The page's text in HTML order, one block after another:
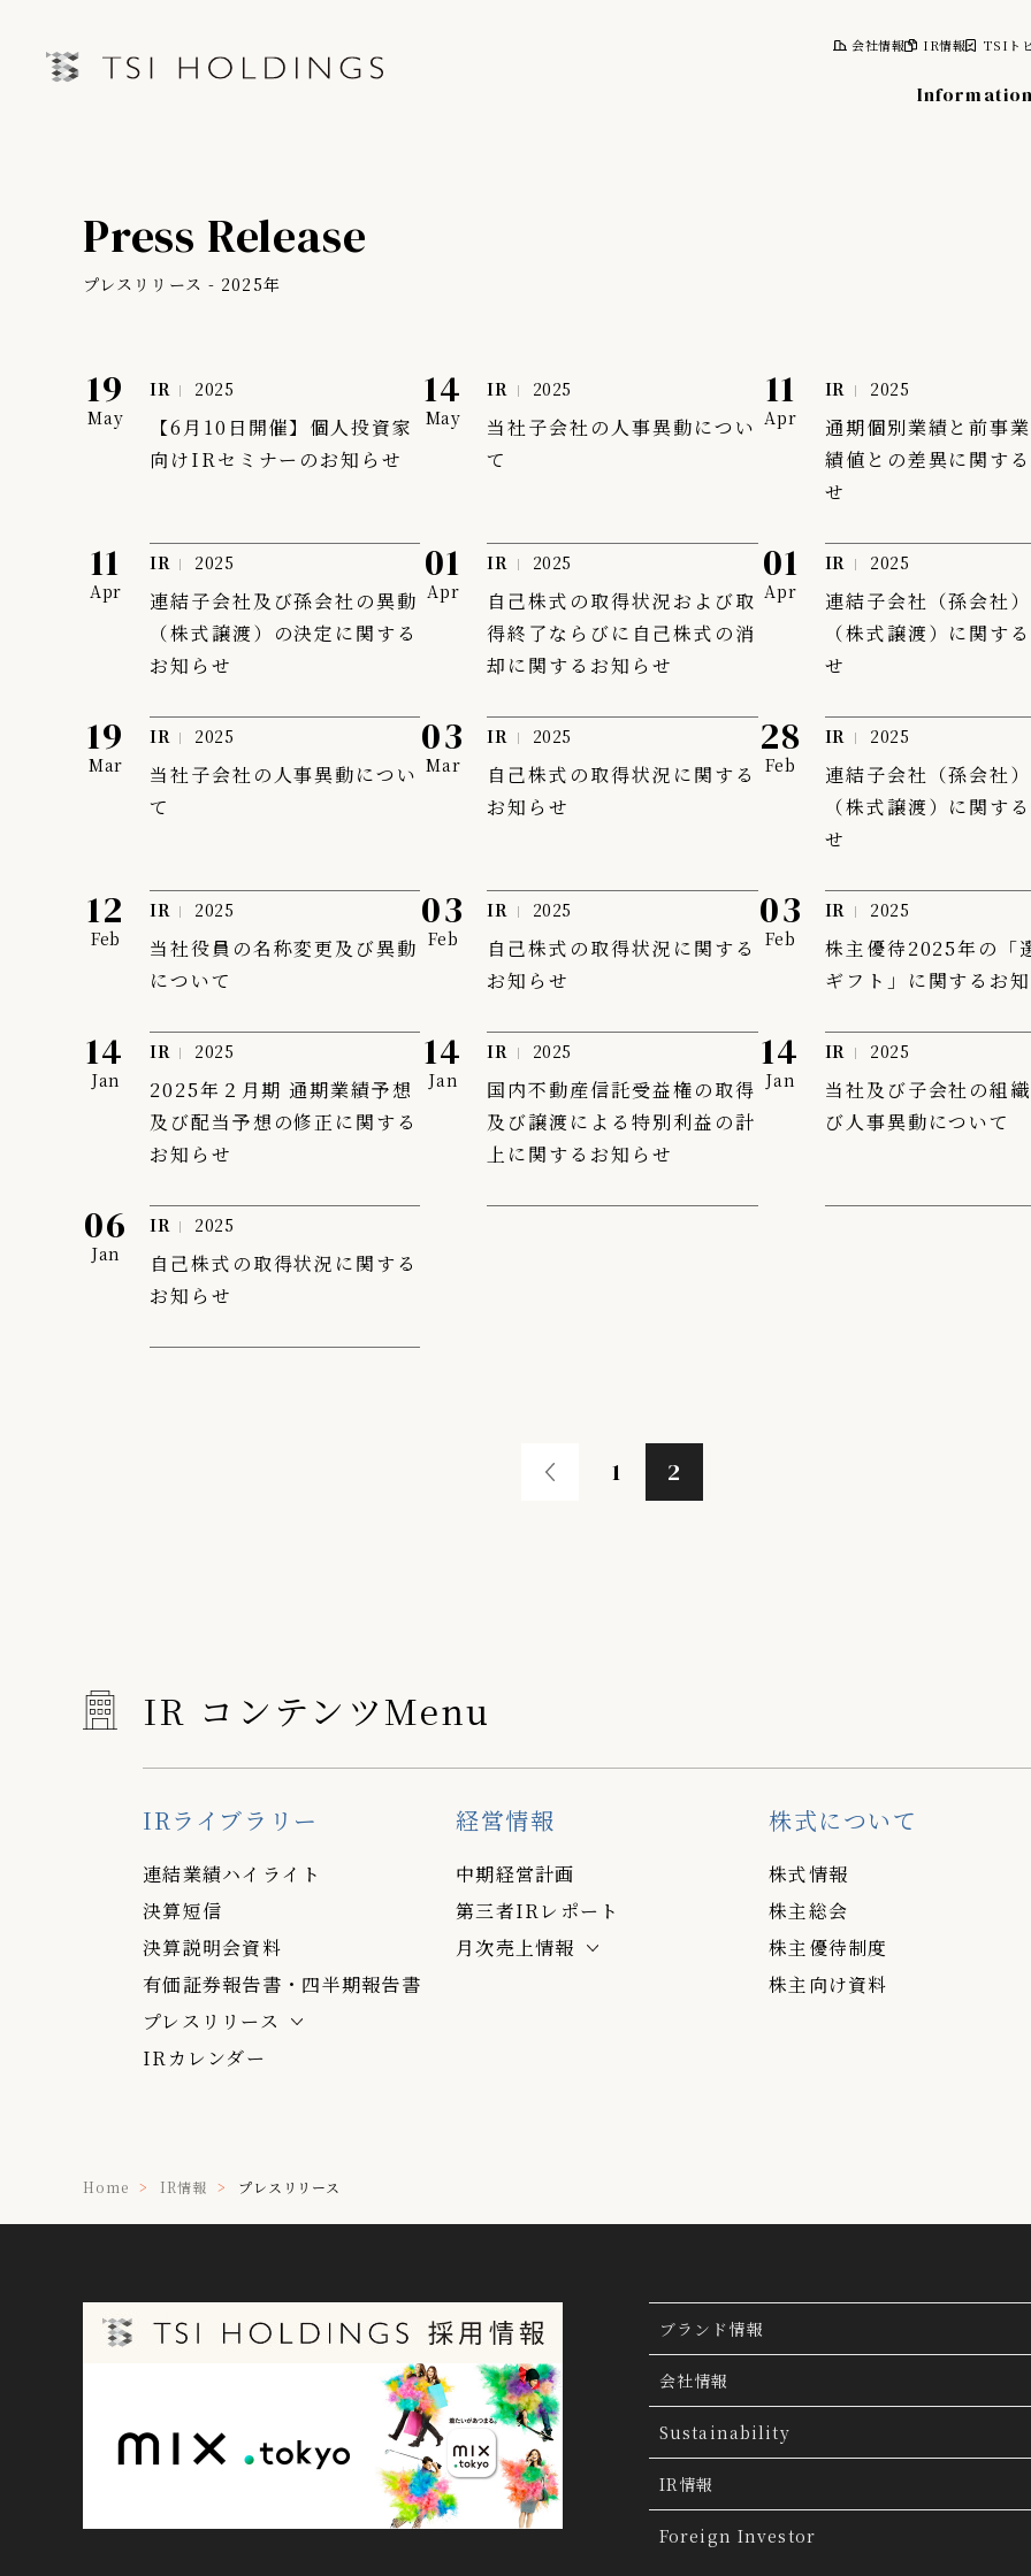
Brand
Brand News
Sustainability
IR情報
TSIトピックス
Foreign Investor
お問い合わせ
会社情報 IR情報
IRライブラリー
決算説明会資料
有価証券報告書・四半期報告書
プレスリリース
月次売上情報
株主優待制度
株主向け資料
TSIト
Press Release
プレスリリース - 2025年
19
May
IR 2025
【6月10日開催】個人投資家
向けIRセミナーのお知らせ
14
May
IR 2025
当社子会社の人事異動につい
て
11
Apr
IR 2025
通期個別業績と前事
績値との差異に関す
せ
11
Apr
IR 2025
連結子会社及び孫会社の異動
（株式譲渡）の決定に関する
お知らせ
01
Apr
IR 2025
自己株式の取得状況および取
得終了ならびに自己株式の消
却に関するお知らせ
01
Apr
IR 2025
連結子会社（孫会社
（株式譲渡）に関す
せ
19
Mar
IR 2025
当社子会社の人事異動につい
て
03
Mar
IR 2025
自己株式の取得状況に関する
お知らせ
28
Feb
IR 2025
連結子会社（孫会社
（株式譲渡）に関す
せ
12
Feb
IR 2025
当社役員の名称変更及び異動
について
03
Feb
IR 2025
自己株式の取得状況に関する
お知らせ
03
Feb
IR 2025
株主優待2025年の「
ギフト」に関するお
14
Jan
IR 2025
2025年２月期 通期業績予想
及び配当予想の修正に関する
お知らせ
14
Jan
IR 2025
国内不動産信託受益権の取得
及び譲渡による特別利益の計
上に関するお知らせ
14
Jan
IR 2025
当社及び子会社の組
び人事異動について
06
Jan
IR 2025
自己株式の取得状況に関する
お知らせ
1 2
IR コンテンツMenu
IRライブラリー
連結業績ハイライト
決算短信
決算説明会資料
有価証券報告書・四半期報告書
プレスリリース
IRカレンダー
経営情報
中期経営計画
第三者IRレポート
月次売上情報
株式について
株式情報
株主総会
株主優待制度
株主向け資料
Home IR情報 プレスリリース
ブランド情報
ブランド検索
ブランドトピックス
「ファッションの力を信じよう」
会社情報
TSI トピックス
会社概要
会社沿革
Sustainability
IR情報
IR情報
Foreign Investor